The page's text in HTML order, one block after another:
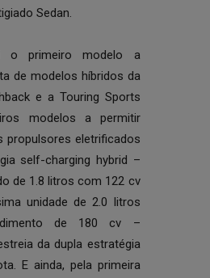
Sedan.
o primeiro modelo a
de modelos híbridos da
e a Touring Sports
modelos a permitir
propulsores eletrificados
self-charging hybrid –
de 1.8 litros com 122 cv
unidade de 2.0 litros
de 180 cv –
da dupla estratégia
E ainda, pela primeira